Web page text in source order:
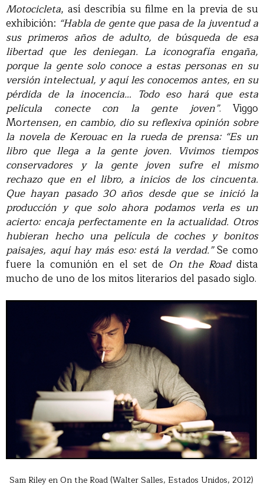
Motocicleta, así describía su filme en la previa de su
exhibición: “Habla de gente que pasa de la juventud a
sus primeros años de adulto, de búsqueda de esa
libertad que les deniegan. La iconografía engaña,
porque la gente solo conoce a estas personas en su
versión intelectual, y aquí les conocemos antes, en su
pérdida de la inocencia… Todo eso hará que esta
película conecte con la gente joven”. Viggo
Mortensen, en cambio, dio su reflexiva opinión sobre
la novela de Kerouac en la rueda de prensa: “Es un
libro que llega a la gente joven. Vivimos tiempos
conservadores y la gente joven sufre el mismo
rechazo que en el libro, a inicios de los cincuenta.
Que hayan pasado 30 años desde que se inició la
producción y que solo ahora podamos verla es un
acierto: encaja perfectamente en la actualidad. Otros
hubieran hecho una película de coches y bonitos
paisajes, aquí hay más eso: está la verdad.”Se como
fuere la comunión en el set de On the Roaddista
mucho de uno de los mitos literarios del pasado siglo.
Sam Riley en On the Road (Walter Salles, Estados Unidos, 2012)